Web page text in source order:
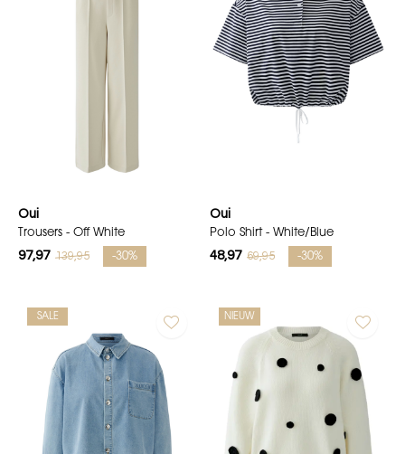
Oui
Trousers - Off White
97,97 139,95 -30%
Oui
Polo Shirt - White/Blue
48,97 69,95 -30%
SALE NIEUW